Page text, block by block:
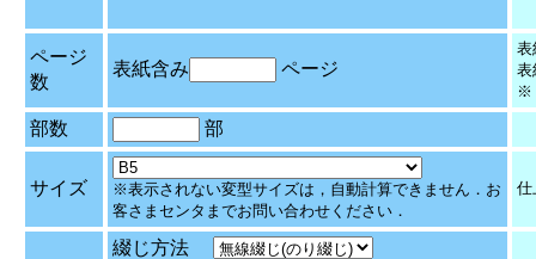
ページ
数
表紙含み ページ
表
表
※
部数 部
サイズ
※表示されない変型サイズは，自動計算できません．お
客さまセンタまでお問い合わせください．
仕
綴じ方法